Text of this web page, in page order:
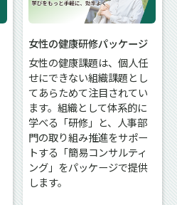
女性の健康研修パッケージ
女性の健康課題は、個人任
せにできない組織課題とし
てあらためて注目されてい
ます。組織として体系的に
学べる「研修」と、人事部
門の取り組み推進をサポー
トする「簡易コンサルティ
ング」をパッケージで提供
します。